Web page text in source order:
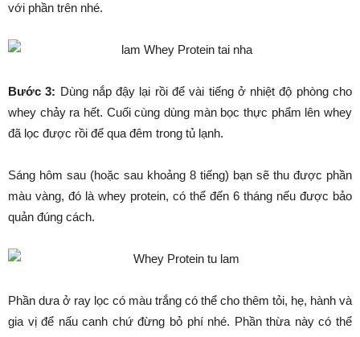
với phần trên nhé.
Bước 3: Dùng nắp đậy lại rồi để vài tiếng ở nhiệt độ phòng cho
whey chảy ra hết. Cuối cùng dùng màn bọc thực phẩm lên whey
đã lọc được rồi để qua đêm trong tủ lạnh.
Sáng hôm sau (hoặc sau khoảng 8 tiếng) bạn sẽ thu được phần
màu vàng, đó là whey protein, có thể đến 6 tháng nếu được bảo
quản đúng cách.
Phần dưa ở ray lọc có màu trắng có thể cho thêm tỏi, hẹ, hành và
gia vị để nấu canh chứ đừng bỏ phí nhé. Phần thừa này có thể